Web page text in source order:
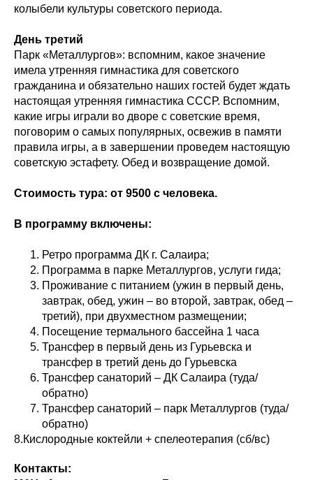
колыбели культуры советского периода.
День третий
Парк «Металлургов»: вспомним, какое значение
имела утренняя гимнастика для советского
гражданина и обязательно наших гостей будет ждать
настоящая утренняя гимнастика СССР. Вспомним,
какие игры играли во дворе с советские время,
поговорим о самых популярных, освежив в памяти
правила игры, а в завершении проведем настоящую
советскую эстафету. Обед и возвращение домой.
Стоимость тура: от 9500 с человека.
В программу включены:
Ретро программа ДК г. Салаира;
Программа в парке Металлургов, услуги гида;
Проживание с питанием (ужин в первый день,
завтрак, обед, ужин – во второй, завтрак, обед –
третий), при двухместном размещении;
Посещение термального бассейна 1 часа
Трансфер в первый день из Гурьевска и
трансфер в третий день до Гурьевска
Трансфер санаторий – ДК Салаира (туда/
обратно)
Трансфер санаторий – парк Металлургов (туда/
обратно)
8.Кислородные коктейли + спелеотерапия (сб/вс)
Контакты: